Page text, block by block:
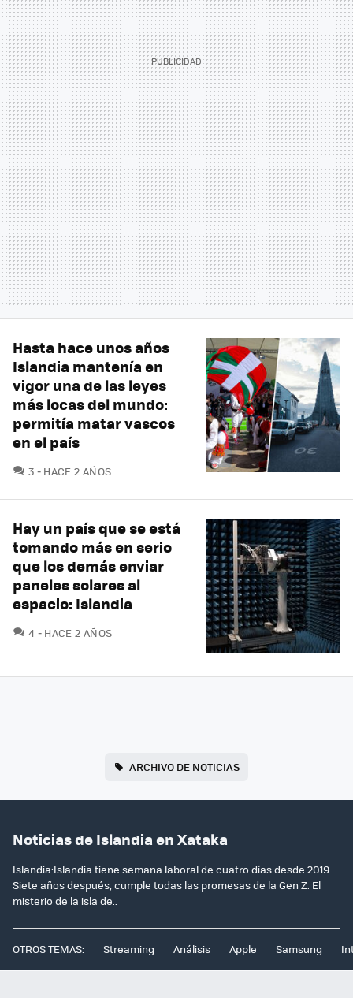
Hasta hace unos años
Islandia mantenía en
vigor una de las leyes
más locas del mundo:
permitía matar vascos
en el país
3 COMENTARIOS
HACE 2 AÑOS
Hay un país que se está
tomando más en serio
que los demás enviar
paneles solares al
espacio: Islandia
4 COMENTARIOS
HACE 2 AÑOS
ARCHIVO DE NOTICIAS
Noticias de Islandia en Xataka
Islandia:Islandia tiene semana laboral de cuatro días desde 2019.
Siete años después, cumple todas las promesas de la Gen Z. El
misterio de la isla de..
OTROS TEMAS: Streaming Análisis Apple Samsung